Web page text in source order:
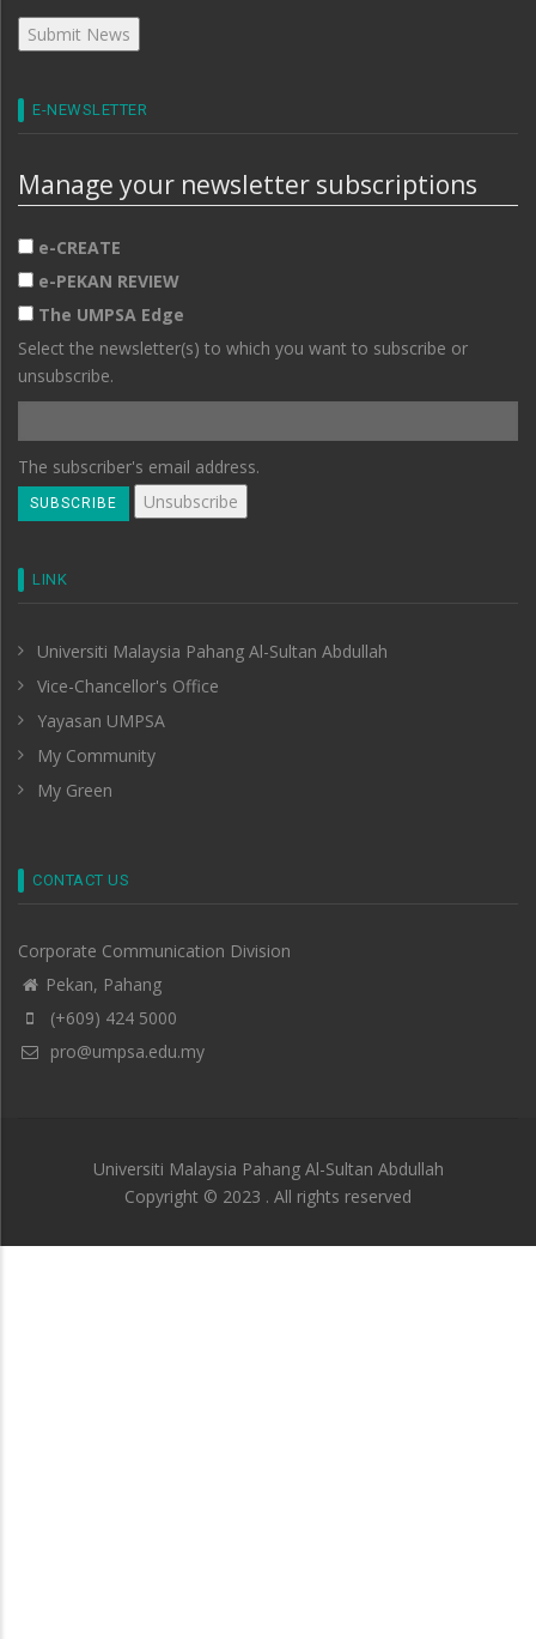
E-NEWSLETTER
Manage your newsletter subscriptions
e-CREATE
e-PEKAN REVIEW
The UMPSA Edge
Select the newsletter(s) to which you want to subscribe or
unsubscribe.
The subscriber's email address.
LINK
Universiti Malaysia Pahang Al-Sultan Abdullah
Vice-Chancellor's Office
Yayasan UMPSA
My Community
My Green
CONTACT US
Corporate Communication Division
Pekan, Pahang
(+609) 424 5000
pro@umpsa.edu.my
Universiti Malaysia Pahang Al-Sultan Abdullah
Copyright © 2023 . All rights reserved